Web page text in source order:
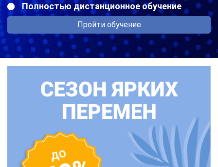
Полностью дистанционное обучение
Пройти обучение